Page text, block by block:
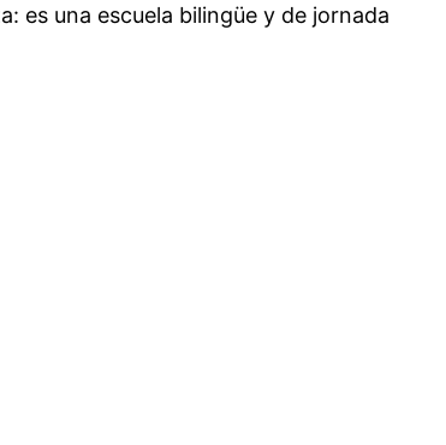
es una escuela bilingüe y de jornada